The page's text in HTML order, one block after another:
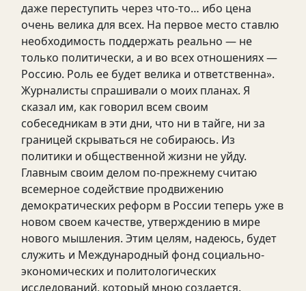
даже переступить через что-то… ибо цена
очень велика для всех. На первое место ставлю
необходимость поддержать реально — не
только политически, а и во всех отношениях —
Россию. Роль ее будет велика и ответственна».
Журналисты спрашивали о моих планах. Я
сказал им, как говорил всем своим
собеседникам в эти дни, что ни в тайге, ни за
границей скрываться не собираюсь. Из
политики и общественной жизни не уйду.
Главным своим делом по-прежнему считаю
всемерное содействие продвижению
демократических реформ в России теперь уже в
новом своем качестве, утверждению в мире
нового мышления. Этим целям, надеюсь, будет
служить и Международный фонд социально-
экономических и политологических
исследований, который мною создается.